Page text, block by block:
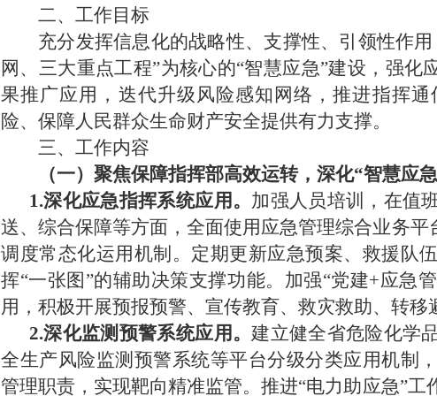
二、 工作目标
充分发挥信息化的战略性、支撑性、引领性作
网、三大重点工程”为核心的“智慧应急”建设，强化
果推广应用， 迭代升级风险感知网络，推进指挥通
险、保障人民群众生命财产安全提供有力支撑。
三、 工作内容
（一）聚焦保障指挥部高效运转，深化“智慧应
1.深化应急指挥系统应用。 加强人员培训，在值
送、综合保障等方面，全面使用应急管理综合业务
调度常态化运用机制。定期更新应急预案、救援队
挥“一张图”的辅助决策支撑功能。加强“党建+应急
用，积极开展预报预警、宣传教育、救灾救助、转移
2.深化监测预警系统应用。建立健全省危险化学
全生产风险监测预警系统等平台分级分类应用机制
管理职责，实现靶向精准监管。推进“电力助应急”工